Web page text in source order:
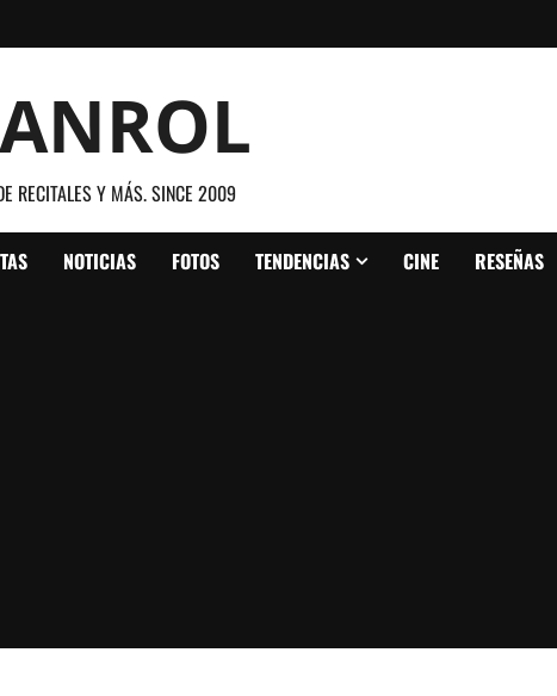
RECITALES Y MÁS. SINCE 2009
NOTICIAS FOTOS TENDENCIAS CINE RESEÑAS